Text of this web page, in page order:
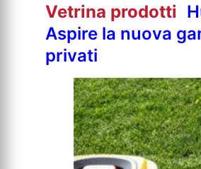
Vetrina prodotti
Aspire la nuova
privati